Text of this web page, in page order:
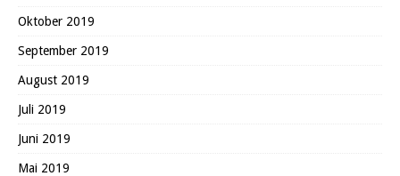
Oktober 2019
September 2019
August 2019
Juli 2019
Juni 2019
Mai 2019